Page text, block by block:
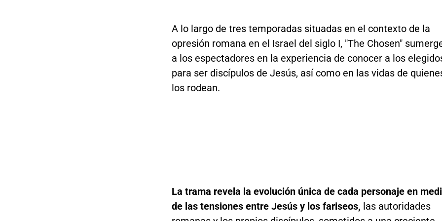
A lo largo de tres temporadas situadas en el contexto de la
opresión romana en el Israel del siglo I, "The Chosen"
a los espectadores en la experiencia de conocer a los
para ser discípulos de Jesús, así como en las vidas de
los rodean.
La trama revela la evolución única de cada personaje en
de las tensiones entre Jesús y los fariseos, las autoridades